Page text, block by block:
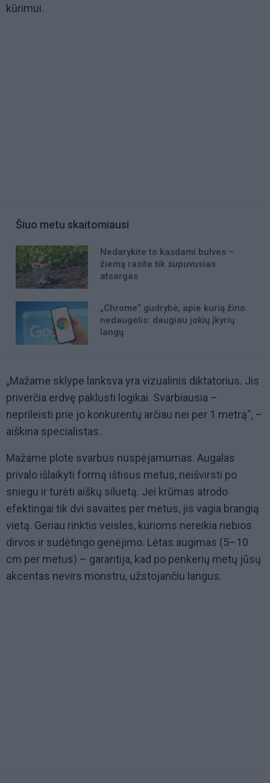
kūrimui.
Šiuo metu skaitomiausi
Nedarykite to kasdami bulves –
žiemą rasite tik supuvusias
atsargas
„Chrome“ gudrybė, apie kurią žino
nedaugelis: daugiau jokių įkyrių
langų
„Mažame sklype lanksva yra vizualinis diktatorius. Jis
priverčia erdvę paklusti logikai. Svarbiausia –
neprileisti prie jo konkurentų arčiau nei per 1 metrą“, –
aiškina specialistas.
Mažame plote svarbus nuspėjamumas. Augalas
privalo išlaikyti formą ištisus metus, neišvirsti po
sniegu ir turėti aiškų siluetą. Jei krūmas atrodo
efektingai tik dvi savaites per metus, jis vagia brangią
vietą. Geriau rinktis veisles, kurioms nereikia riebios
dirvos ir sudėtingo genėjimo. Lėtas augimas (5–10
cm per metus) – garantija, kad po penkerių metų jūsų
akcentas nevirs monstru, užstojančiu langus.